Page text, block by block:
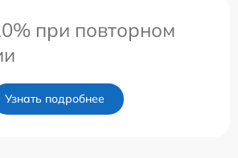
при повторном
Узнать подробнее